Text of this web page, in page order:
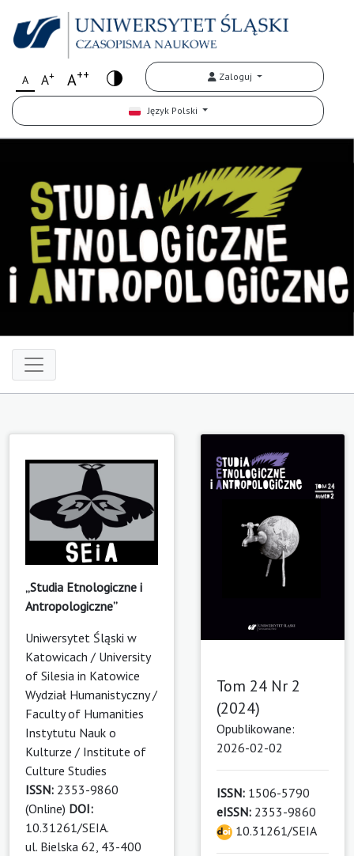
A A+ A++ Zaloguj
Język Polski
„Studia Etnologiczne i
Antropologiczne”
Uniwersytet Śląski w
Katowicach / University
of Silesia in Katowice
Wydział Humanistyczny /
Faculty of Humanities
Instytutu Nauk o
Kulturze / Institute of
Culture Studies
ISSN: 2353-9860
(Online) DOI:
10.31261/SEIA.
ul. Bielska 62, 43-400
Tom 24 Nr 2
(2024)
Opublikowane:
2026-02-02
ISSN: 1506-5790
eISSN: 2353-9860
10.31261/SEIA